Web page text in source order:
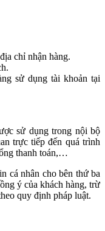
chỉ nhận hàng.
sử dụng tài khoản tại
sử dụng trong nội bộ
trực tiếp đến quá trình
thanh toán,…
cá nhân cho bên thứ ba
ý của khách hàng, trừ
quy định pháp luật.